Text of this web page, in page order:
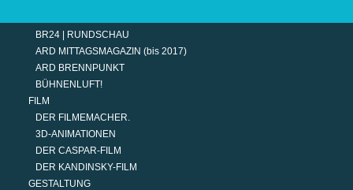
BR24 | RUNDSCHAU
ARD MITTAGSMAGAZIN (bis 2017)
ARD BRENNPUNKT
BÜHNENLUFT!
FILM
DER FILMEMACHER.
3D-ANIMATIONEN
DER CASPAR-FILM
DER KANDINSKY-FILM
GESTALTUNG